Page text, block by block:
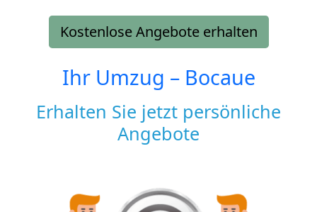
Kostenlose Angebote erhalten
Ihr Umzug – Bocaue
Erhalten Sie jetzt persönliche
Angebote